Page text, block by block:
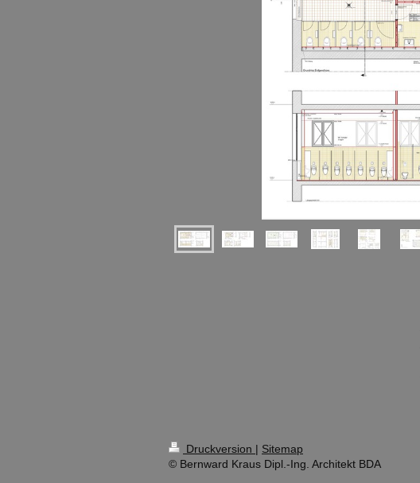
Druckversion | Sitemap
© Bernward Kraus Dipl.-Ing. Architekt BDA